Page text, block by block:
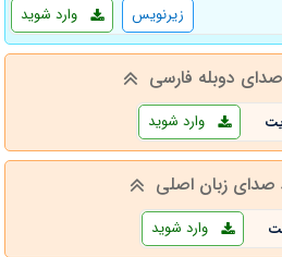
وارد شوید زیرنویس
صدای دوبله فارسی
وارد شوید
صدای زبان اصلی
وارد شوید